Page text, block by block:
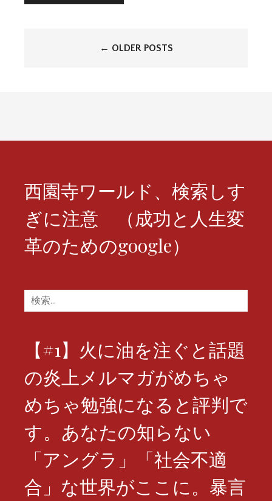
ョ
ン
← OLDER POSTS
西園寺ワールド、検索しす
ぎに注意 （成功と人生変
革のためのgoogle）
検
索:
【#1】火に油を注ぐと話題
の炎上メルマガがめちゃ
めちゃ勉強になると評判で
す。あなたの知らない
「アングラ」「社会不適
合」な世界がここに。暴言